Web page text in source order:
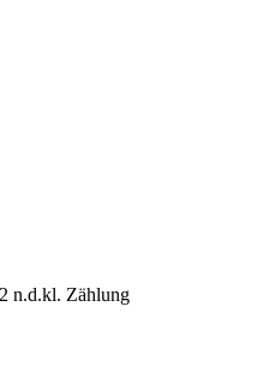
n.d.kl. Zählung